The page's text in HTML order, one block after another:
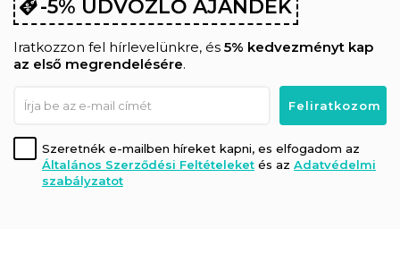
-5% ÜDVÖZLŐ AJÁNDÉK
Iratkozzon fel hírlevelünkre, és 5% kedvezményt kap
az első megrendelésére.
Szeretnék e-mailben híreket kapni, es elfogadom az
Általános Szerződési Feltételeket és az Adatvédelmi
szabályzatot